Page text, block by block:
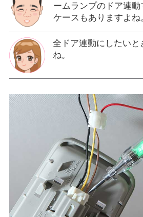
ームランプのドア連
ケースもありますよね
全ドア連動にしたい
ね。